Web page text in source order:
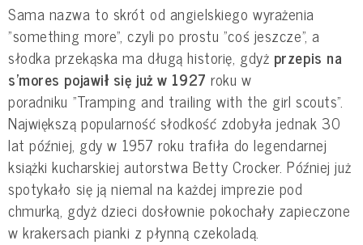
Sama nazwa to skrót od angielskiego wyrażenia
"something more", czyli po prostu "coś jeszcze", a
słodka przekąska ma długą historię, gdyż przepis na
s'mores pojawił się już w 1927 roku w
poradniku "Tramping and trailing with the girl scouts".
Największą popularność słodkość zdobyła jednak 30
lat później, gdy w 1957 roku trafiła do legendarnej
książki kucharskiej autorstwa Betty Crocker. Później już
spotykało się ją niemal na każdej imprezie pod
chmurką, gdyż dzieci dosłownie pokochały zapieczone
w krakersach pianki z płynną czekoladą.